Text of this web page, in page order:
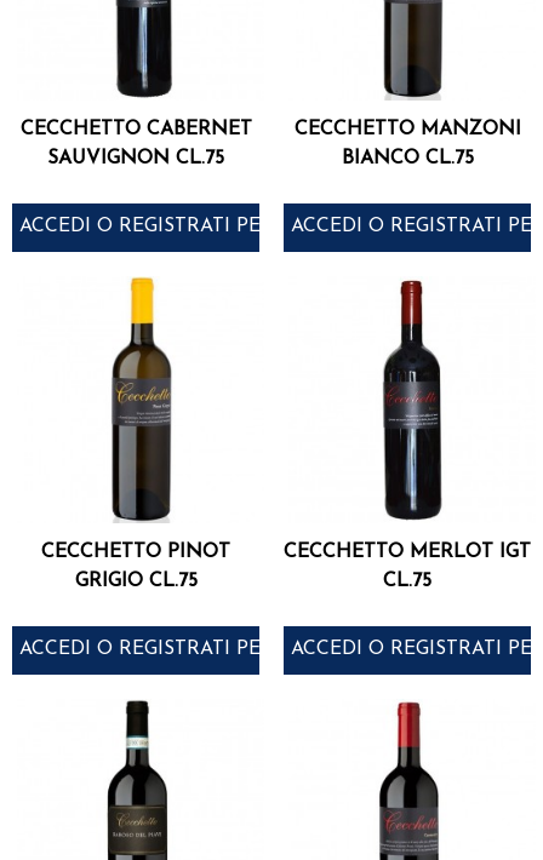
CECCHETTO CABERNET
SAUVIGNON CL.75
ACCEDI O REGISTRATI PER ACQUISTARE
CECCHETTO MANZONI
BIANCO CL.75
ACCEDI O REGISTRATI
CECCHETTO PINOT
GRIGIO CL.75
ACCEDI O REGISTRATI PER ACQUISTARE
CECCHETTO MERLOT IGT
CL.75
ACCEDI O REGISTRATI